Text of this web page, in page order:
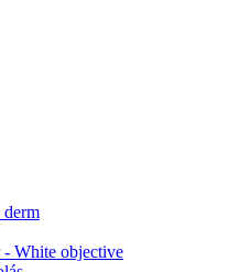
derm
White objective